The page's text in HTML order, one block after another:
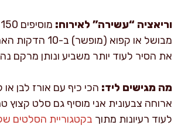
וריאציה “עשירה” לאירוח:
מבושל או קפוא
את הסיר לעוד יותר משביע ונותן מרקם
מה מגישים ליד: הכי כיף עם אורז לבן
ארוחה צבעונית אני מוסיף גם סלט קצוץ
לעוד רעיונות מתוך בקטגוריית הסלטים